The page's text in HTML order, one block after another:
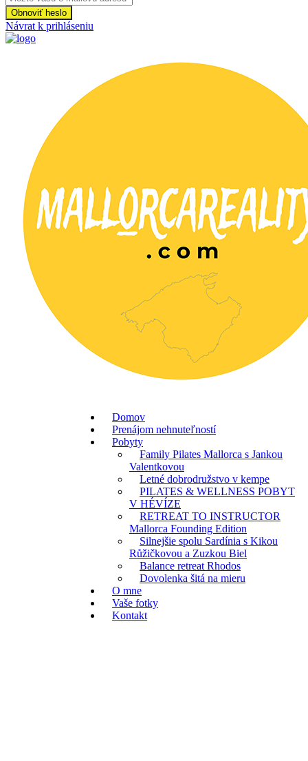
Obnoviť heslo
Návrat k prihláseniu
Domov
Prenájom nehnuteľností
Pobyty
Family Pilates Mallorca s Jankou
Valentkovou
Letné dobrodružstvo v kempe
PILATES & WELLNESS POBYT
V HÉVÍZE
RETREAT TO INSTRUCTOR
Mallorca Founding Edition
Silnejšie spolu Sardínia s Kikou
Růžičkovou a Zuzkou Biel
Balance retreat Rhodos
Dovolenka šitá na mieru
O mne
Vaše fotky
Kontakt